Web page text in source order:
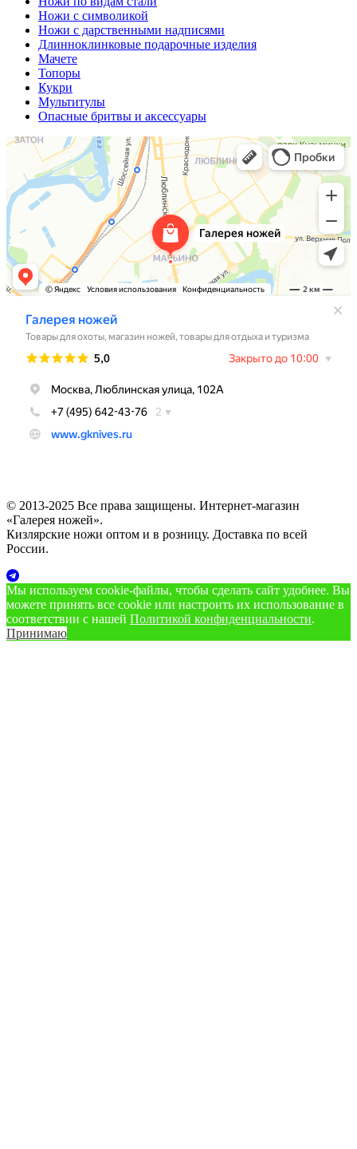
Ножи с символикой
Ножи с дарственными надписями
Длинноклинковые подарочные изделия
Мачете
Топоры
Кукри
Мультитулы
Опасные бритвы и аксессуары
© 2013-2025 Все права защищены. Интернет-магазин
«Галерея ножей».
Кизлярские ножи оптом и в розницу. Доставка по всей
России.
Мы используем cookie‑файлы, чтобы сделать сайт удобнее. Вы
можете принять все cookie или настроить их использование в
соответствии с нашей Политикой конфиденциальности.
Принимаю